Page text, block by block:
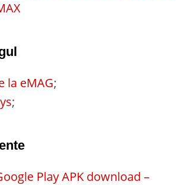
la eMAG;
;
Play APK download –